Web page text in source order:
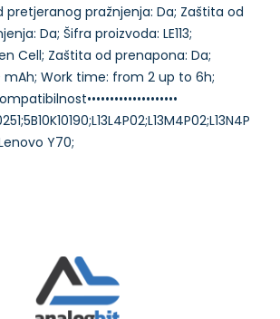
pretjeranog pražnjenja: Da; Zaštita od
Da; Šifra proizvoda: LE113;
Cell; Zaštita od prenapona: Da;
Work time: from 2 up to 6h;